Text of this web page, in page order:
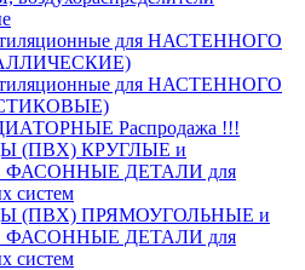
для НАСТЕННОГО
для НАСТЕННОГО
Распродажа !!!
(ПВХ) КРУГЛЫЕ и
ДЕТАЛИ для
систем
(ПВХ) ПРЯМОУГОЛЬНЫЕ и
ДЕТАЛИ для
систем